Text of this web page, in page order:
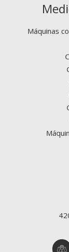
Máquinas